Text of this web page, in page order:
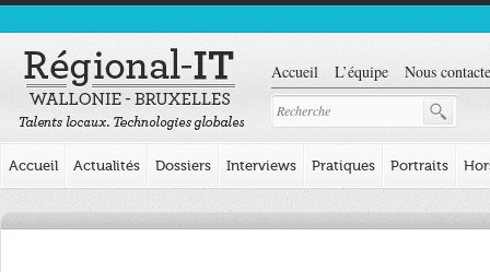
Accueil L’équipe Nous
Accueil Actualités Dossiers Interviews Pratiques Portraits